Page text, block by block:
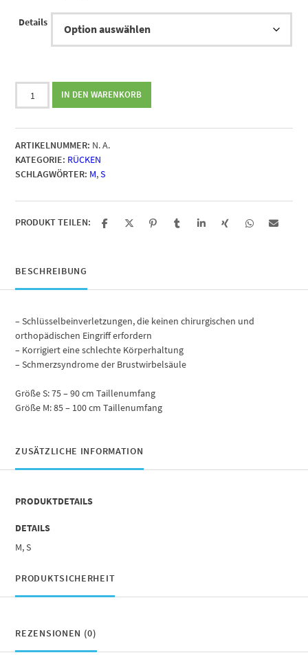
Details
Athenax
DORSAFIT
weiß
Menge
IN DEN WARENKORB
ARTIKELNUMMER: N. A.
KATEGORIE: RÜCKEN
SCHLAGWÖRTER: M,S
PRODUKT TEILEN:
BESCHREIBUNG
– Schlüsselbeinverletzungen, die keinen chirurgischen und
orthopädischen Eingriff erfordern
– Korrigiert eine schlechte Körperhaltung
– Schmerzsyndrome der Brustwirbelsäule
Größe S: 75 – 90 cm Taillenumfang
Größe M: 85 – 100 cm Taillenumfang
ZUSÄTZLICHE INFORMATION
PRODUKTDETAILS
DETAILS
M, S
PRODUKTSICHERHEIT
REZENSIONEN (0)